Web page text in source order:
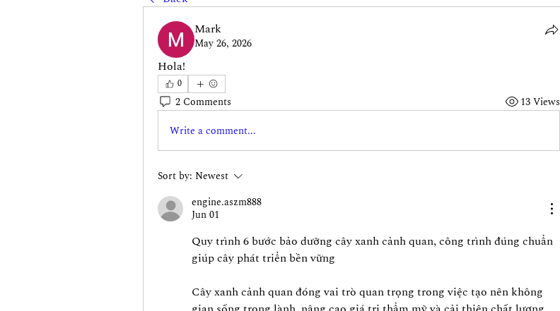
Mark
May 26, 2026
Hola!
0
2 Comments
13 Views
Write a comment...
Sort by: Newest
engine.aszm888
Jun 01
Quy trình 6 bước bảo dưỡng cây xanh cảnh quan, công trình đúng chuẩn
giúp cây phát triển bền vững
Cây xanh cảnh quan đóng vai trò quan trọng trong việc tạo nên không